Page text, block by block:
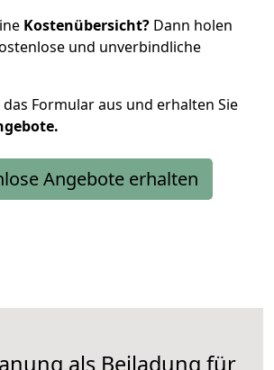
Kostenübersicht? Dann holen
und unverbindliche
das Formular aus und erhalten Sie
Angebote erhalten
als Beiladung für